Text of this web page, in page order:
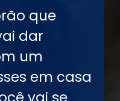
que
dar
um
em casa